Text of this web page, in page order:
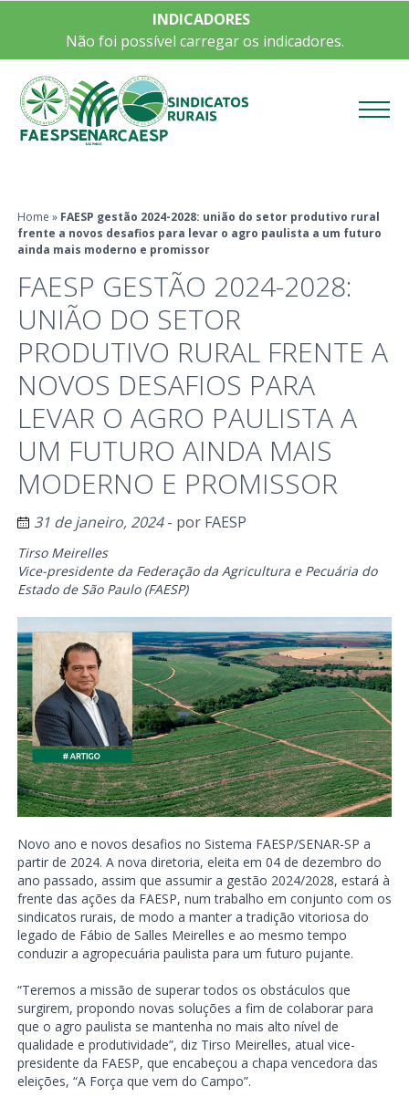
INDICADORES
Não foi possível carregar os indicadores.
Home » FAESP gestão 2024-2028: união do setor produtivo rural
frente a novos desafios para levar o agro paulista a um futuro
ainda mais moderno e promissor
FAESP GESTÃO 2024-2028:
UNIÃO DO SETOR
PRODUTIVO RURAL FRENTE A
NOVOS DESAFIOS PARA
LEVAR O AGRO PAULISTA A
UM FUTURO AINDA MAIS
MODERNO E PROMISSOR
31 de janeiro, 2024- por FAESP
Tirso Meirelles
Vice-presidente da Federação da Agricultura e Pecuária do
Estado de São Paulo (FAESP)
Novo ano e novos desafios no Sistema FAESP/SENAR-SP a
partir de 2024. A nova diretoria, eleita em 04 de dezembro do
ano passado, assim que assumir a gestão 2024/2028, estará à
frente das ações da FAESP, num trabalho em conjunto com os
sindicatos rurais, de modo a manter a tradição vitoriosa do
legado de Fábio de Salles Meirelles e ao mesmo tempo
conduzir a agropecuária paulista para um futuro pujante.
“Teremos a missão de superar todos os obstáculos que
surgirem, propondo novas soluções a fim de colaborar para
que o agro paulista se mantenha no mais alto nível de
qualidade e produtividade”, diz Tirso Meirelles, atual vice-
presidente da FAESP, que encabeçou a chapa vencedora das
eleições, “A Força que vem do Campo”.